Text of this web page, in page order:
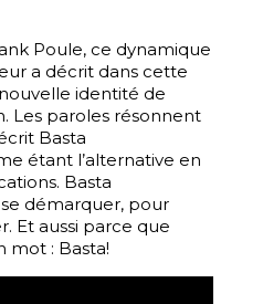
Poule, ce dynamique
a décrit dans cette
identité de
Les paroles résonnent
Basta
étant l’alternative en
Basta
démarquer, pour
Et aussi parce que
mot : Basta!